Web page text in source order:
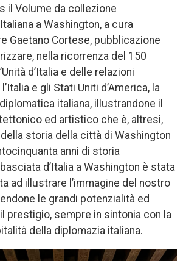
il Volume da collezione
a Washington, a cura
Gaetano Cortese, pubblicazione
nella ricorrenza del 150
d’Italia e delle relazioni
e gli Stati Uniti d’America, la
italiana, illustrandone il
ed artistico che è, altresì,
storia della città di Washington
anni di storia
d’Italia a Washington è stata
ad illustrare l’immagine del nostro
le grandi potenzialità ed
prestigio, sempre in sintonia con la
della diplomazia italiana.